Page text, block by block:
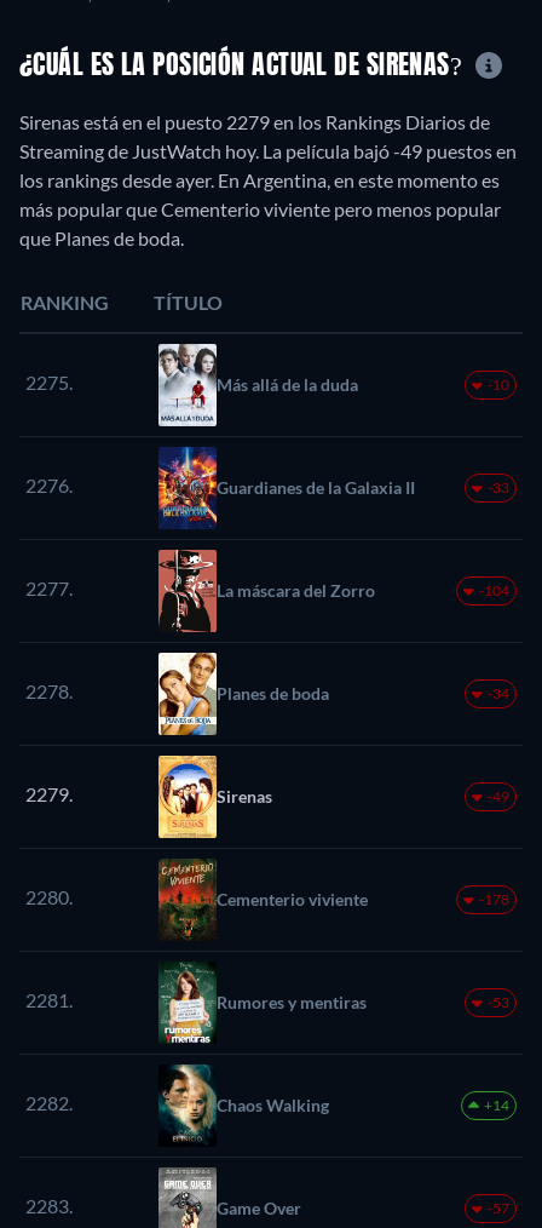
¿CUÁL ES LA POSICIÓN ACTUAL DE SIRENAS?
Sirenas está en el puesto 2279 en los Rankings Diarios de
Streaming de JustWatch hoy. La película bajó -49 puestos en
los rankings desde ayer. En Argentina, en este momento es
más popular que Cementerio viviente pero menos popular
que Planes de boda.
RANKING TÍTULO
2275. Más allá de la duda -10
2276. Guardianes de la Galaxia II -33
2277. La máscara del Zorro -104
2278. Planes de boda -34
2279. Sirenas -49
2280. Cementerio viviente -178
2281. Rumores y mentiras -53
2282. Chaos Walking +14
2283. Game Over -57